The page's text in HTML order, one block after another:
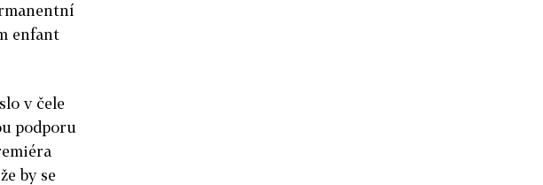
enfant
v čele
podporu
by se